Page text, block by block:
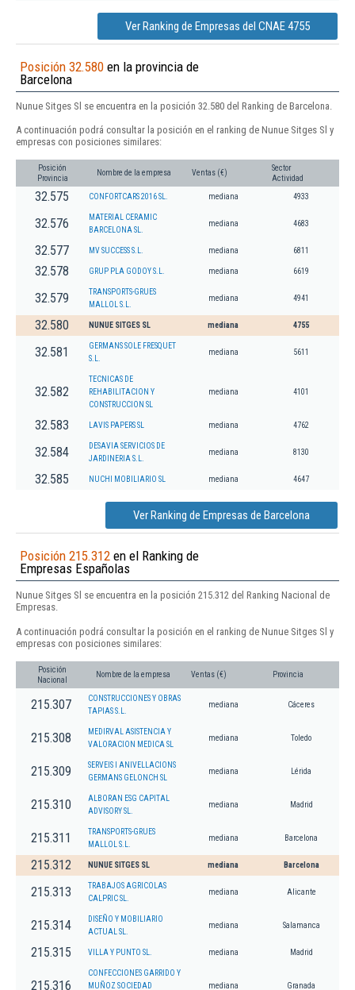
Ver Ranking de Empresas del CNAE 4755
Posición 32.580 en la provincia de
Barcelona
Nunue Sitges Sl se encuentra en la posición 32.580 del Ranking de Barcelona.
A continuación podrá consultar la posición en el ranking de Nunue Sitges Sl y
empresas con posiciones similares:
Posición
Provincia
Nombre de la empresa Ventas (€)
Sector
Actividad
32.575 CONFORTCARS 2016 SL. mediana 4933
32.576
MATERIAL CERAMIC
BARCELONA SL.
mediana 4683
32.577 MV SUCCESS S.L. mediana 6811
32.578 GRUP PLA GODOY S.L. mediana 6619
32.579
TRANSPORTS-GRUES
MALLOL S.L.
mediana 4941
32.580 NUNUE SITGES SL mediana 4755
32.581
GERMANS SOLE FRESQUET
S.L.
mediana 5611
32.582
TECNICAS DE
REHABILITACION Y
CONSTRUCCION SL
mediana 4101
32.583 LAVIS PAPERS SL mediana 4762
32.584
DESAVIA SERVICIOS DE
JARDINERIA S.L.
mediana 8130
32.585 NUCHI MOBILIARIO SL mediana 4647
Ver Ranking de Empresas de Barcelona
Posición 215.312 en el Ranking de
Empresas Españolas
Nunue Sitges Sl se encuentra en la posición 215.312 del Ranking Nacional de
Empresas.
A continuación podrá consultar la posición en el ranking de Nunue Sitges Sl y
empresas con posiciones similares:
Posición
Nacional
Nombre de la empresa Ventas (€) Provincia
215.307
CONSTRUCCIONES Y OBRAS
TAPIAS S.L.
mediana Cáceres
215.308
MEDIRVAL ASISTENCIA Y
VALORACION MEDICA SL
mediana Toledo
215.309
SERVEIS I ANIVELLACIONS
GERMANS GELONCH SL
mediana Lérida
215.310
ALBORAN ESG CAPITAL
ADVISORY SL.
mediana Madrid
215.311
TRANSPORTS-GRUES
MALLOL S.L.
mediana Barcelona
215.312 NUNUE SITGES SL mediana Barcelona
215.313
TRABAJOS AGRICOLAS
CALPRIC SL.
mediana Alicante
215.314
DISEÑO Y MOBILIARIO
ACTUAL SL.
mediana Salamanca
215.315 VILLA Y PUNTO SL. mediana Madrid
215.316
CONFECCIONES GARRIDO Y
MUÑOZ SOCIEDAD
mediana Granada